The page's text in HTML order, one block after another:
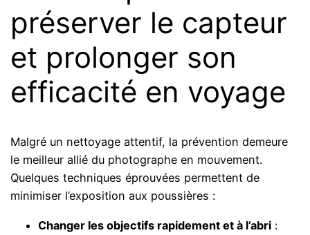
préserver le capteur
et prolonger son
efficacité en voyage
Malgré un nettoyage attentif, la prévention demeure
le meilleur allié du photographe en mouvement.
Quelques techniques éprouvées permettent de
minimiser l’exposition aux poussières :
Changer les objectifs rapidement et à l’abri :